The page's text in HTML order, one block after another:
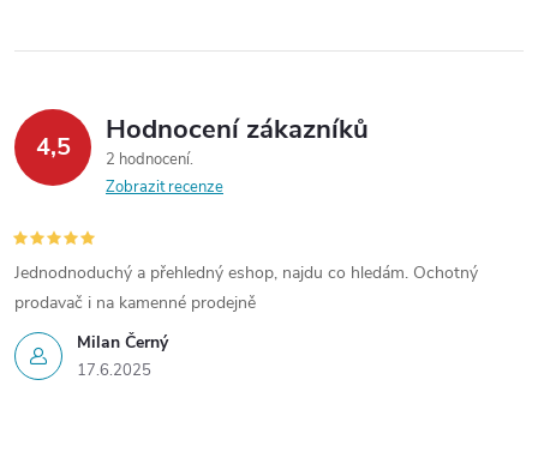
4,5 Hodnocení zákazníků
2 hodnocení
Zobrazit recenze
Milan Černý
17.6.2025
Jednodnoduchý a přehledný eshop, najdu co hledám. Ochotný
prodavač i na kamenné prodejně